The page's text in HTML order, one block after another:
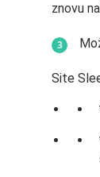
znovu
Site